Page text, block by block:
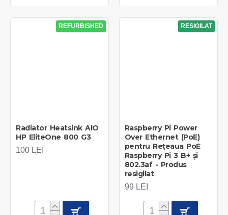
REFURBISHED
Radiator Heatsink AIO
HP EliteOne 800 G3
100 LEI
RESIGILAT
Raspberry Pi Power
Over Ethernet (PoE)
pentru Rețeaua PoE
Raspberry Pi 3 B+ și
802.3af - Produs
resigilat
99 LEI